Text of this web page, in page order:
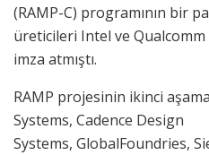
(RAMP-C) programının bir
üreticileri Intel ve
imza atmıştı.
RAMP projesinin ikinci
Systems, Cadence Design
Systems, GlobalFoundries,